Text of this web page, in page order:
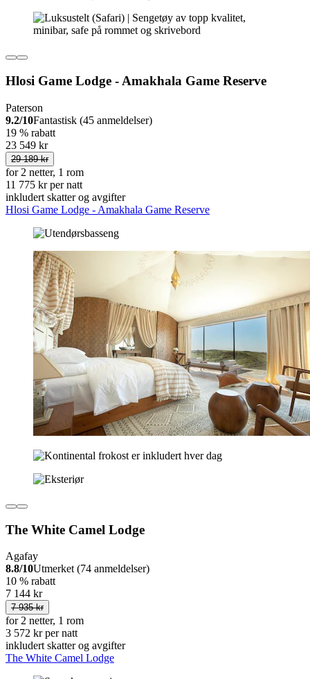
Hlosi Game Lodge - Amakhala Game Reserve
Paterson
9.2/10Fantastisk (45 anmeldelser)
19 % rabatt
23 549 kr
29 189 kr
for 2 netter, 1 rom
11 775 kr per natt
inkludert skatter og avgifter
Hlosi Game Lodge - Amakhala Game Reserve
The White Camel Lodge
Agafay
8.8/10Utmerket (74 anmeldelser)
10 % rabatt
7 144 kr
7 935 kr
for 2 netter, 1 rom
3 572 kr per natt
inkludert skatter og avgifter
The White Camel Lodge